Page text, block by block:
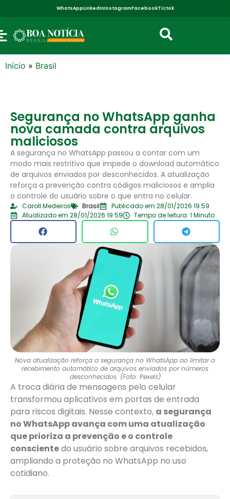
WhatsAppLinkedInInstagramFacebookTictok
Início » Brasil
Segurança no WhatsApp ganha
nova camada contra arquivos
maliciosos
A segurança no WhatsApp passou a contar com um
modo mais restritivo que impede o download automático
de arquivos enviados por desconhecidos. A atualização
reforça a prevenção contra códigos maliciosos e amplia
o controle do usuário sobre o que entra no celular.
Caroll Medeiros Brasil
Publicado em 28/01/2026 19:59
Atualizado em 28/01/2026 19:59
Tempo de leitura: 1 Minuto
Nova atualização reforça a segurança no WhatsApp ao limitar o
recebimento automático de arquivos enviados por números
desconhecidos. (Foto: Pexels)
A troca diária de mensagens pelo celular
transformou aplicativos em portas de entrada
para riscos digitais. Nesse contexto, a segurança
no WhatsApp avança com uma atualização
que prioriza a prevenção e o controle
conscientedo usuário sobre arquivos recebidos,
ampliando a proteção no WhatsApp no uso
cotidiano.